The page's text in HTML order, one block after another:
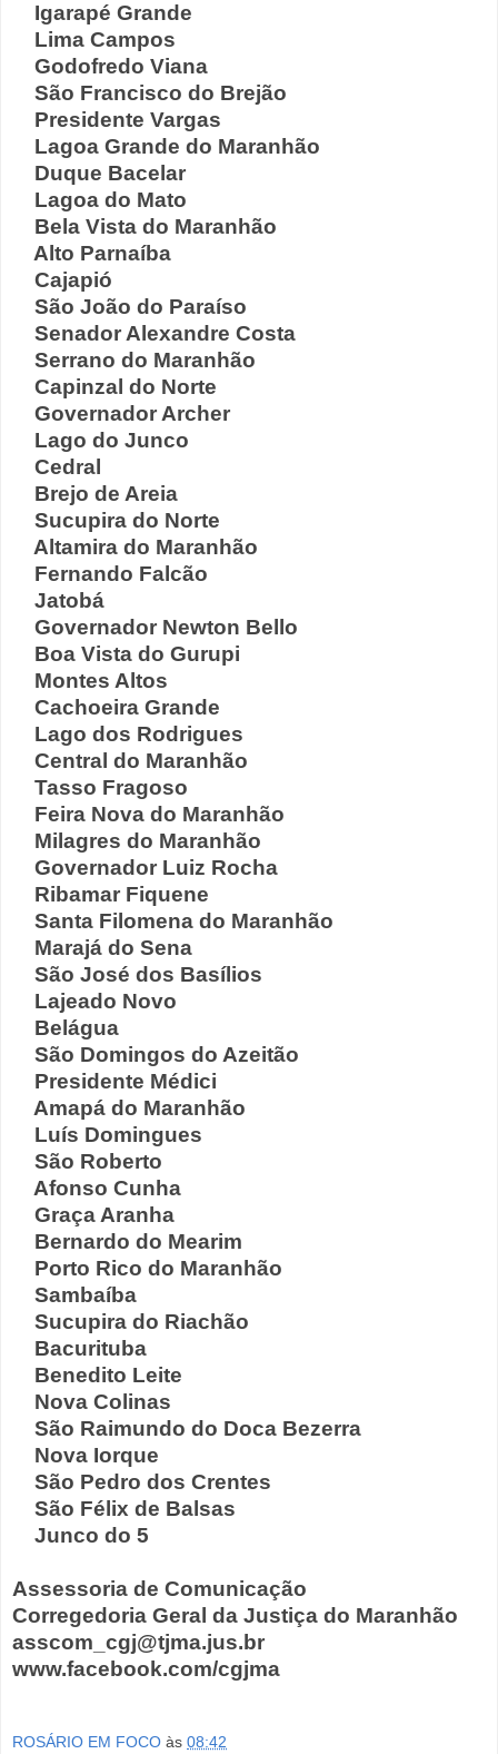
Igarapé Grande
Lima Campos
Godofredo Viana
São Francisco do Brejão
Presidente Vargas
Lagoa Grande do Maranhão
Duque Bacelar
Lagoa do Mato
Bela Vista do Maranhão
Alto Parnaíba
Cajapió
São João do Paraíso
Senador Alexandre Costa
Serrano do Maranhão
Capinzal do Norte
Governador Archer
Lago do Junco
Cedral
Brejo de Areia
Sucupira do Norte
Altamira do Maranhão
Fernando Falcão
Jatobá
Governador Newton Bello
Boa Vista do Gurupi
Montes Altos
Cachoeira Grande
Lago dos Rodrigues
Central do Maranhão
Tasso Fragoso
Feira Nova do Maranhão
Milagres do Maranhão
Governador Luiz Rocha
Ribamar Fiquene
Santa Filomena do Maranhão
Marajá do Sena
São José dos Basílios
Lajeado Novo
Belágua
São Domingos do Azeitão
Presidente Médici
Amapá do Maranhão
Luís Domingues
São Roberto
Afonso Cunha
Graça Aranha
Bernardo do Mearim
Porto Rico do Maranhão
Sambaíba
Sucupira do Riachão
Bacurituba
Benedito Leite
Nova Colinas
São Raimundo do Doca Bezerra
Nova Iorque
São Pedro dos Crentes
São Félix de Balsas
Junco do 5
Assessoria de Comunicação
Corregedoria Geral da Justiça do Maranhão
asscom_cgj@tjma.jus.br
www.facebook.com/cgjma
ROSÁRIO EM FOCO às 08:42